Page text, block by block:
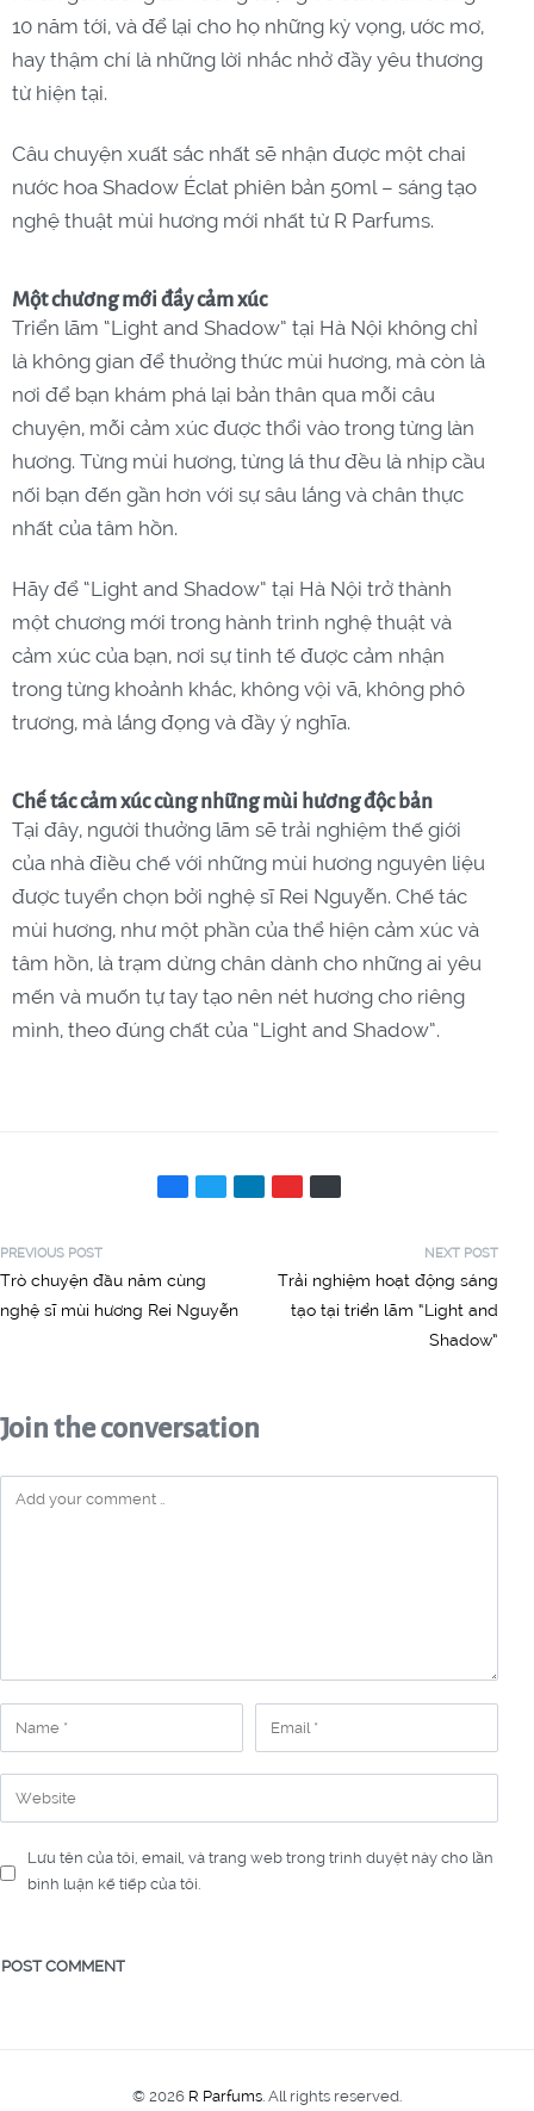
10 năm tới, và để lại cho họ những kỳ vọng, ước mơ,
hay thậm chí là những lời nhắc nhở đầy yêu thương
từ hiện tại.
Câu chuyện xuất sắc nhất sẽ nhận được một chai
nước hoa Shadow Éclat phiên bản 50ml – sáng tạo
nghệ thuật mùi hương mới nhất từ R Parfums.
Một chương mới đầy cảm xúc
Triển lãm “Light and Shadow” tại Hà Nội không chỉ
là không gian để thưởng thức mùi hương, mà còn là
nơi để bạn khám phá lại bản thân qua mỗi câu
chuyện, mỗi cảm xúc được thổi vào trong từng làn
hương. Từng mùi hương, từng lá thư đều là nhịp cầu
nối bạn đến gần hơn với sự sâu lắng và chân thực
nhất của tâm hồn.
Hãy để “Light and Shadow” tại Hà Nội trở thành
một chương mới trong hành trình nghệ thuật và
cảm xúc của bạn, nơi sự tinh tế được cảm nhận
trong từng khoảnh khắc, không vội vã, không phô
trương, mà lắng đọng và đầy ý nghĩa.
Chế tác cảm xúc cùng những mùi hương độc bản
Tại đây, người thưởng lãm sẽ trải nghiệm thế giới
của nhà điều chế với những mùi hương nguyên liệu
được tuyển chọn bởi nghệ sĩ Rei Nguyễn. Chế tác
mùi hương, như một phần của thể hiện cảm xúc và
tâm hồn, là trạm dừng chân dành cho những ai yêu
mến và muốn tự tay tạo nên nét hương cho riêng
mình, theo đúng chất của “Light and Shadow”.
PREVIOUS POST
Trò chuyện đầu năm cùng
nghệ sĩ mùi hương Rei Nguyễn
NEXT POST
Trải nghiệm hoạt động sáng
tạo tại triển lãm “Light and
Shadow”
Join the conversation
Lưu tên của tôi, email, và trang web trong trình duyệt này cho lần
bình luận kế tiếp của tôi.
© 2026 R Parfums. All rights reserved.